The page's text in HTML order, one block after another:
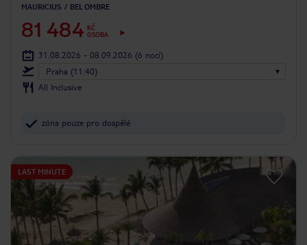
MAURICIUS BEL OMBRE
81 484 KČ
OSOBA
31.08.2026 - 08.09.2026 (6 nocí)
Praha (11:40)
All Inclusive
zóna pouze pro dospělé
LAST MINUTE